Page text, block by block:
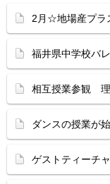
2月☆地場産プラ
福井県中学校バ
相互授業参観 理
ダンスの授業が
ゲストティーチ